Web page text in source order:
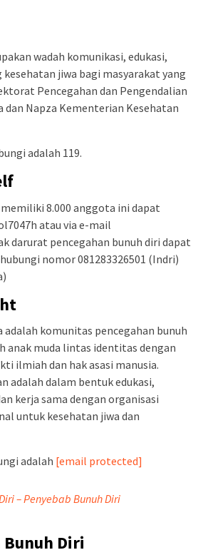
wadah komunikasi, edukasi,
jiwa bagi masyarakat yang
Pencegahan dan Pengendalian
dan Napza Kementerian Kesehatan
adalah 119.
8.000 anggota ini dapat
atau via e-mail
darurat pencegahan bunuh diri dapat
nomor 081283326501 (Indri)
komunitas pencegahan bunuh
anak muda lintas identitas dengan
ilmiah dan hak asasi manusia.
adalah dalam bentuk edukasi,
kerja sama dengan organisasi
untuk kesehatan jiwa dan
adalah [email protected]
– Penyebab Bunuh Diri
Bunuh Diri